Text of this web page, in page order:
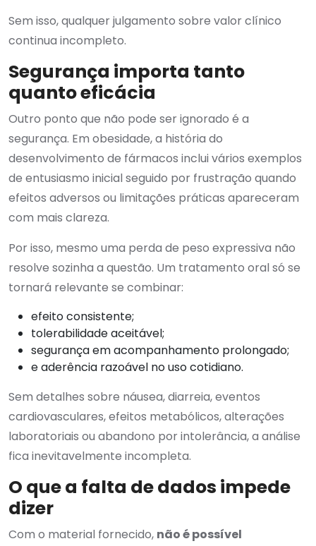
Sem isso, qualquer julgamento sobre valor clínico
continua incompleto.
Segurança importa tanto
quanto eficácia
Outro ponto que não pode ser ignorado é a
segurança. Em obesidade, a história do
desenvolvimento de fármacos inclui vários exemplos
de entusiasmo inicial seguido por frustração quando
efeitos adversos ou limitações práticas apareceram
com mais clareza.
Por isso, mesmo uma perda de peso expressiva não
resolve sozinha a questão. Um tratamento oral só se
tornará relevante se combinar:
efeito consistente;
tolerabilidade aceitável;
segurança em acompanhamento prolongado;
e aderência razoável no uso cotidiano.
Sem detalhes sobre náusea, diarreia, eventos
cardiovasculares, efeitos metabólicos, alterações
laboratoriais ou abandono por intolerância, a análise
fica inevitavelmente incompleta.
O que a falta de dados impede
dizer
Com o material fornecido, não é possível